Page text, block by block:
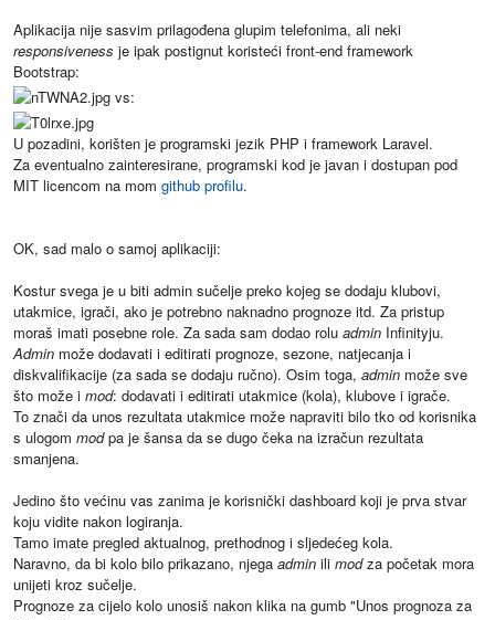
Aplikacija nije sasvim prilagođena glupim telefonima, ali neki
responsiveness je ipak postignut koristeći front-end framework
Bootstrap:
vs:
U pozadini, korišten je programski jezik PHP i framework Laravel.
Za eventualno zainteresirane, programski kod je javan i dostupan pod
MIT licencom na mom github profilu.
OK, sad malo o samoj aplikaciji:
Kostur svega je u biti admin sučelje preko kojeg se dodaju klubovi,
utakmice, igrači, ako je potrebno naknadno prognoze itd. Za pristup
moraš imati posebne role. Za sada sam dodao rolu admin Infinityju.
Admin može dodavati i editirati prognoze, sezone, natjecanja i
diskvalifikacije (za sada se dodaju ručno). Osim toga, admin može sve
što može i mod: dodavati i editirati utakmice (kola), klubove i igrače.
To znači da unos rezultata utakmice može napraviti bilo tko od korisnika
s ulogom modpa je šansa da se dugo čeka na izračun rezultata
smanjena.
Jedino što većinu vas zanima je korisnički dashboard koji je prva stvar
koju vidite nakon logiranja.
Tamo imate pregled aktualnog, prethodnog i sljedećeg kola.
Naravno, da bi kolo bilo prikazano, njega admin ili modza početak mora
unijeti kroz sučelje.
Prognoze za cijelo kolo unosiš nakon klika na gumb "Unos prognoza za